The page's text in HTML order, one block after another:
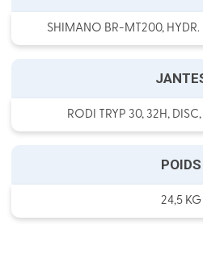
SHIMANO BR-MT200, HYDR.
RODI TRYP 30, 32H, DISC,
POIDS
24,5 KG